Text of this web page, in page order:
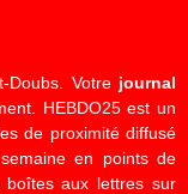
Doubs. Votre journal
HEBDO25 est un
de proximité diffusé
en points de
aux lettres sur